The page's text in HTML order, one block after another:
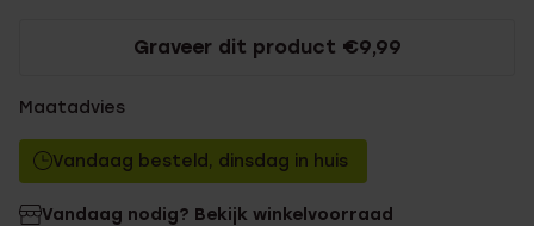
Graveer dit product €9,99
Maatadvies
Vandaag besteld, dinsdag in huis
Vandaag nodig? Bekijk winkelvoorraad